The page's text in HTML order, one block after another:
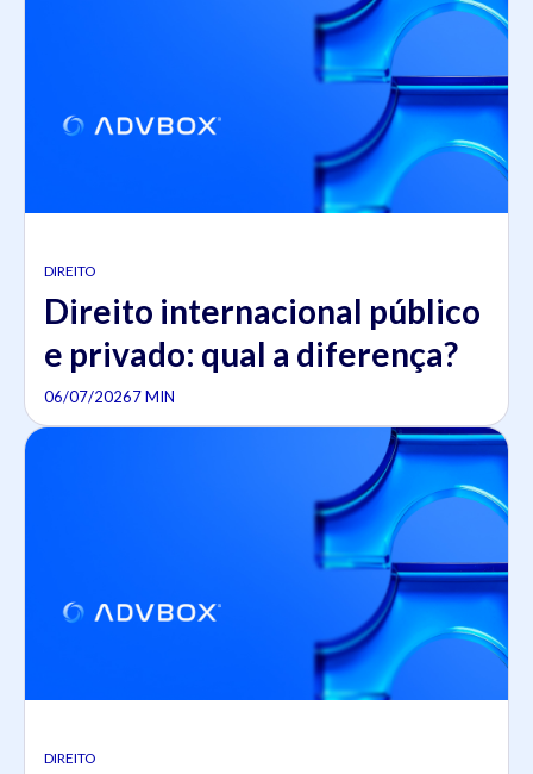
DIREITO
Direito internacional público
e privado: qual a diferença?
06/07/20267 MIN
DIREITO